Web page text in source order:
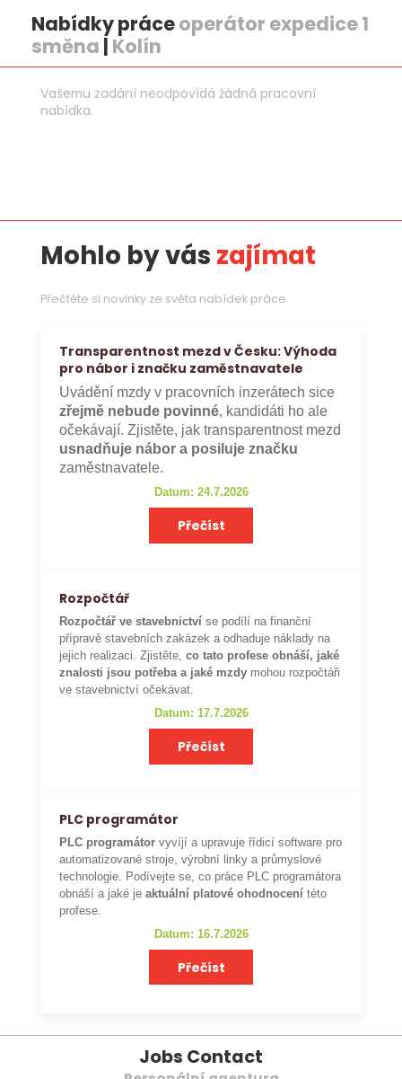
Nabídky práceoperátor expedice 1
směna | Kolín
Vašemu zadání neodpovídá žádná pracovní
nabídka.
Mohlo by vás zajímat
Přečtěte si novinky ze světa nabídek práce
Transparentnost mezd v Česku: Výhoda
pro nábor i značku zaměstnavatele
Uvádění mzdy v pracovních inzerátech sice
zřejmě nebude povinné, kandidáti ho ale
očekávají. Zjistěte, jak transparentnost mezd
usnadňuje nábor a posiluje značku
zaměstnavatele.
Datum: 24.7.2026
Přečíst
Rozpočtář
Rozpočtář ve stavebnictví se podílí na finanční
přípravě stavebních zakázek a odhaduje náklady na
jejich realizaci. Zjistěte,co tato profese obnáší, jaké
znalosti jsou potřeba a jaké mzdy mohou rozpočtáři
ve stavebnictví očekávat.
Datum: 17.7.2026
Přečíst
PLC programátor
PLC programátor vyvíjí a upravuje řídicí software pro
automatizované stroje, výrobní linky a průmyslové
technologie. Podívejte se, co práce PLC programátora
obnáší a jaké je aktuální platové ohodnocení této
profese.
Datum: 16.7.2026
Přečíst
Jobs Contact